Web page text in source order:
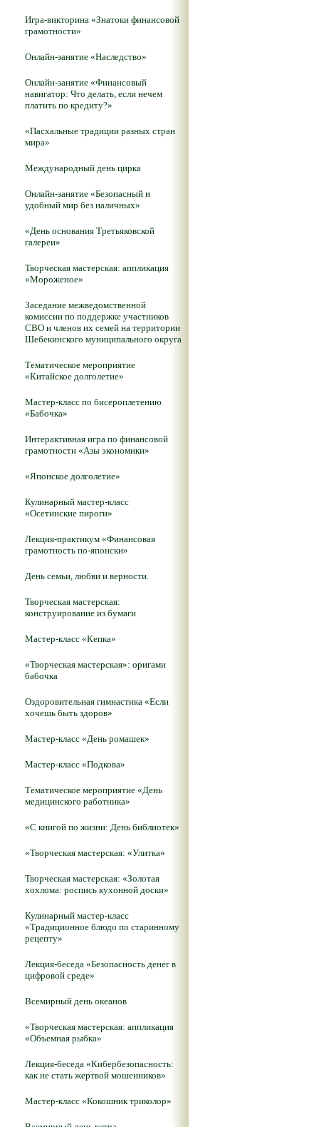
Игра-викторина «Знатоки финансовой
грамотности»
Онлайн-занятие «Наследство»
Онлайн-занятие «Финансовый
навигатор: Что делать, если нечем
платить по кредиту?»
«Пасхальные традиции разных стран
мира»
Международный день цирка
Онлайн-занятие «Безопасный и
удобный мир без наличных»
«День основания Третьяковской
галереи»
Творческая мастерская: аппликация
«Мороженое»
Заседание межведомственной
комиссии по поддержке участников
СВО и членов их семей на территории
Шебекинского муниципального округа
Тематическое мероприятие
«Китайское долголетие»
Мастер-класс по бисероплетению
«Бабочка»
Интерактивная игра по финансовой
грамотности «Азы экономики»
«Японское долголетие»
Кулинарный мастер-класс
«Осетинские пироги»
Лекция-практикум «Финансовая
грамотность по-японски»
День семьи, любви и верности.
Творческая мастерская:
конструирование из бумаги
Мастер-класс «Кепка»
«Творческая мастерская»: оригами
бабочка
Оздоровительная гимнастика «Если
хочешь быть здоров»
Мастер-класс «День ромашек»
Мастер-класс «Подкова»
Тематическое мероприятие «День
медицинского работника»
«С книгой по жизни: День библиотек»
«Творческая мастерская: «Улитка»
Творческая мастерская: «Золотая
хохлома: роспись кухонной доски»
Кулинарный мастер-класс
«Традиционное блюдо по старинному
рецепту»
Лекция-беседа «Безопасность денег в
цифровой среде»
Всемирный день океанов
«Творческая мастерская: аппликация
«Объемная рыбка»
Лекция-беседа «Кибербезопасность:
как не стать жертвой мошенников»
Мастер-класс «Кокошник триколор»